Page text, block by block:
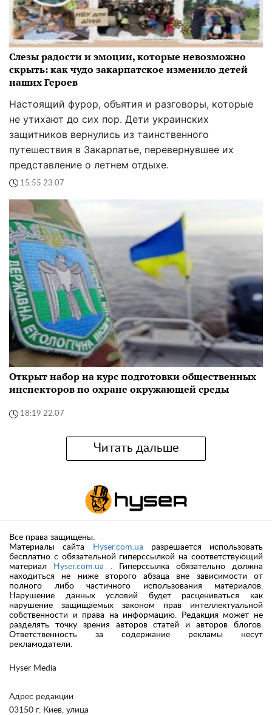
Слезы радости и эмоции, которые невозможно
скрыть: как чудо закарпатское изменило детей
наших Героев
Настоящий фурор, объятия и разговоры, которые
не утихают до сих пор. Дети украинских
защитников вернулись из таинственного
путешествия в Закарпатье, перевернувшее их
представление о летнем отдыхе.
15:55 23.07
Открыт набор на курс подготовки общественных
инспекторов по охране окружающей среды
18:19 22.07
Читать дальше
Hyser Media
Адрес редакции
03150 г. Киев, улица
Все права защищены.
Материалы сайта
Hyser.com.ua разрешается использовать
бесплатно с обязательной гиперссылкой на соответствующий
материал
Hyser.com.ua . Гиперссылка обязательно должна
находиться не ниже второго абзаца вне зависимости от
полного либо частичного использования материалов.
Нарушение данных условий будет расцениваться как
нарушение защищаемых законом прав интеллектуальной
собственности и права на информацию. Редакция может не
разделять точку зрения авторов статей и авторов блогов.
Ответственность за содержание рекламы несут
рекламодатели.